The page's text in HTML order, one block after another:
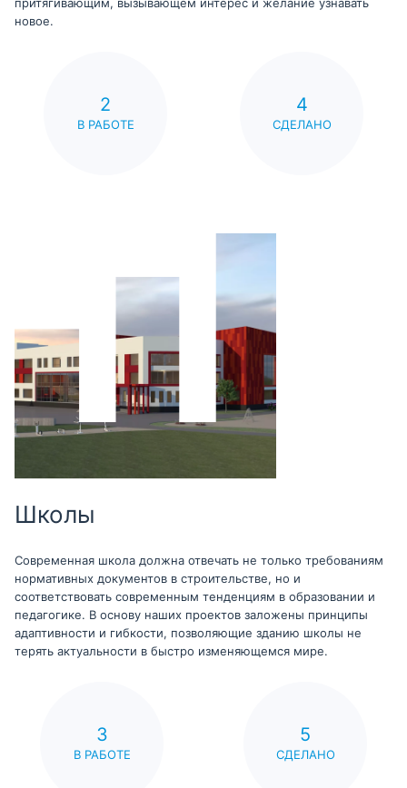
притягивающим, вызывающем интерес и желание узнавать
новое.
2
В РАБОТЕ
4
СДЕЛАНО
Школы
Современная школа должна отвечать не только требованиям
нормативных документов в строительстве, но и
соответствовать современным тенденциям в образовании и
педагогике. В основу наших проектов заложены принципы
адаптивности и гибкости, позволяющие зданию школы не
терять актуальности в быстро изменяющемся мире.
3
В РАБОТЕ
5
СДЕЛАНО